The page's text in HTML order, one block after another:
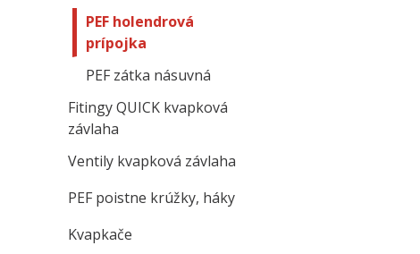
PEF holendrová
prípojka
PEF zátka násuvná
Fitingy QUICK kvapková
závlaha
Ventily kvapková závlaha
PEF poistne krúžky, háky
Kvapkače